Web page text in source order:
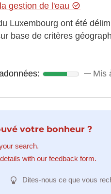
gestion de l'eau
Luxembourg ont été
base de critères
Mis
votre bonheur ?
search.
with our feedback form.
Dites-nous ce que vous